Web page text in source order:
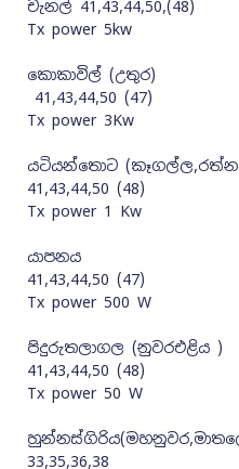
චැනල් 41,43,44,50,(48)
Tx power 5kw
කොකාවිල් (උතුර)
41,43,44,50 (47)
Tx power 3Kw
යටියන්තොට
41,43,44,50 (48)
Tx power 1 Kw
යාපනය
41,43,44,50 (47)
Tx power 500 W
පිදුරුතලාගල (නුවරඑළිය )
41,43,44,50 (48)
Tx power 50 W
33,35,36,38